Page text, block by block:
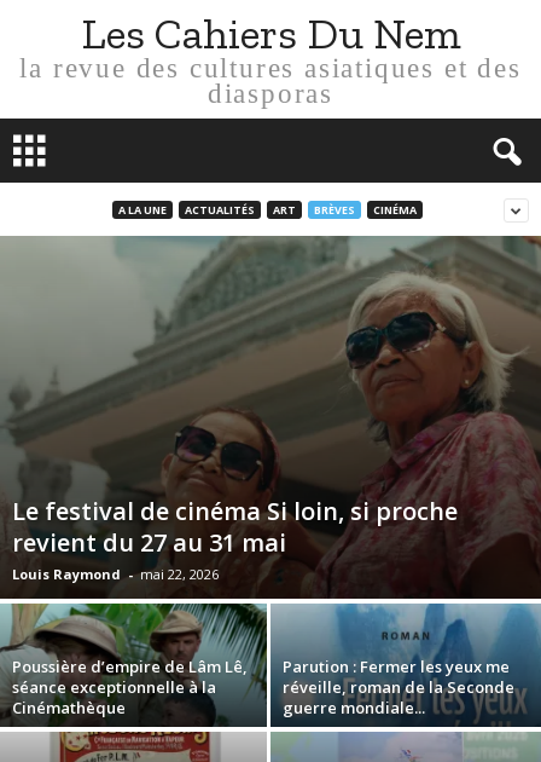
Les Cahiers Du Nem
la revue des cultures asiatiques et des
diasporas
A LA UNE ACTUALITÉS ART BRÈVES CINÉMA
Le festival de cinéma Si loin, si proche
revient du 27 au 31 mai
Louis Raymond - mai 22, 2026
Poussière d’empire de Lâm Lê,
séance exceptionnelle à la
Cinémathèque
Parution : Fermer les yeux me
réveille, roman de la Seconde
guerre mondiale...